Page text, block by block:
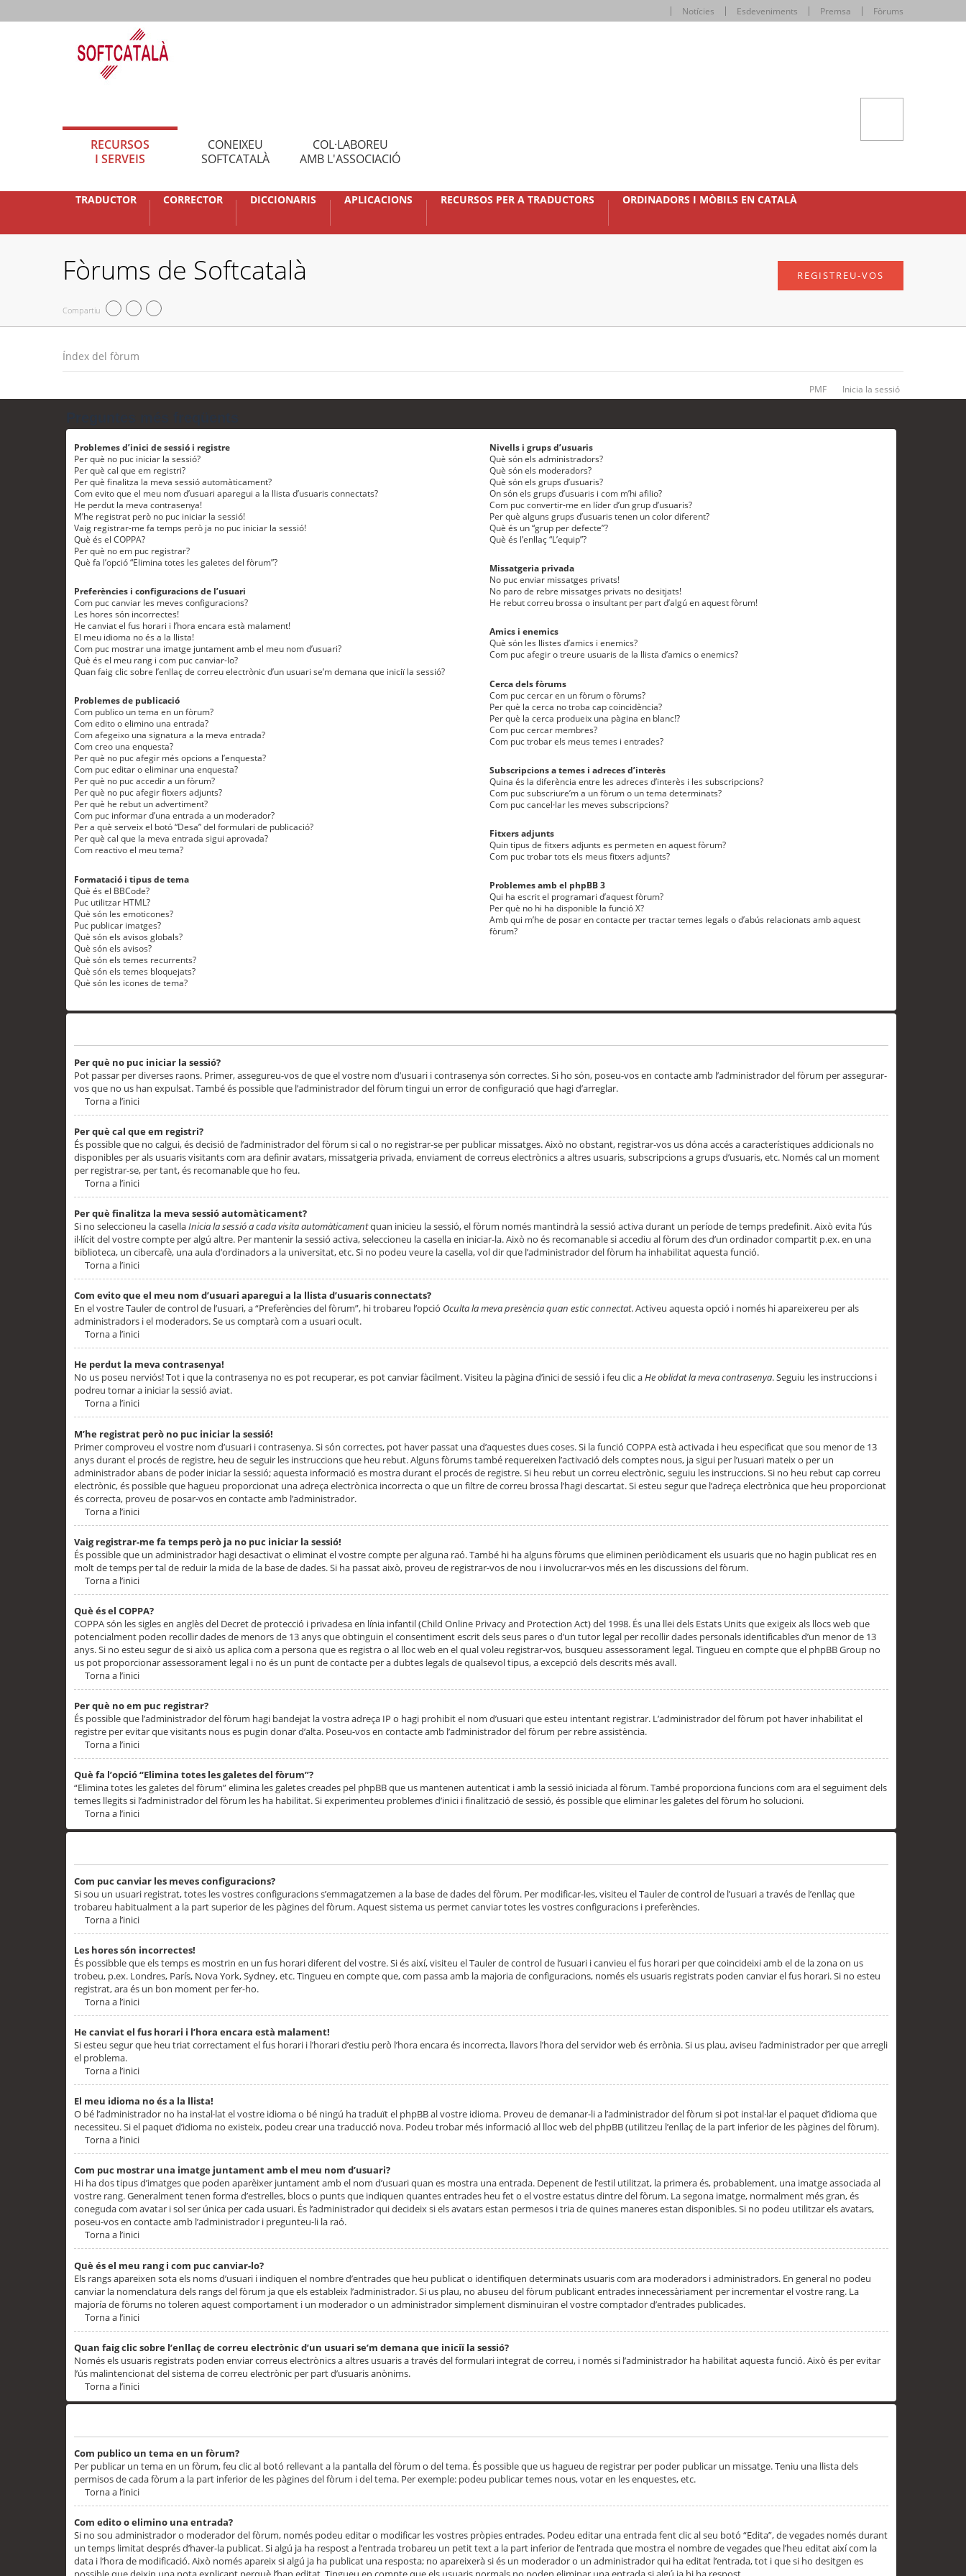
Notícies Esdeveniments Premsa Fòrums
RECURSOS
I SERVEIS
CONEIXEU
SOFTCATALÀ
COL·LABOREU
AMB L'ASSOCIACIÓ
TRADUCTOR CORRECTOR DICCIONARIS APLICACIONS RECURSOS PER A TRADUCTORS ORDINADORS I MÒBILS EN CATALÀ
Fòrums de Softcatalà
Compartiu
REGISTREU-VOS
Índex del fòrum
PMF Inicia la sessió
Problemes d’inici de sessió i registre
Per què no puc iniciar la sessió?
Per què cal que em registri?
Per què finalitza la meva sessió automàticament?
Com evito que el meu nom d’usuari aparegui a la llista d’usuaris connectats?
He perdut la meva contrasenya!
M’he registrat però no puc iniciar la sessió!
Vaig registrar-me fa temps però ja no puc iniciar la sessió!
Què és el COPPA?
Per què no em puc registrar?
Què fa l’opció “Elimina totes les galetes del fòrum”?
Preferències i configuracions de l’usuari
Com puc canviar les meves configuracions?
Les hores són incorrectes!
He canviat el fus horari i l’hora encara està malament!
El meu idioma no és a la llista!
Com puc mostrar una imatge juntament amb el meu nom d’usuari?
Què és el meu rang i com puc canviar-lo?
Quan faig clic sobre l’enllaç de correu electrònic d’un usuari se’m demana que iniciï la sessió?
Problemes de publicació
Com publico un tema en un fòrum?
Com edito o elimino una entrada?
Com afegeixo una signatura a la meva entrada?
Com creo una enquesta?
Per què no puc afegir més opcions a l’enquesta?
Com puc editar o eliminar una enquesta?
Per què no puc accedir a un fòrum?
Per què no puc afegir fitxers adjunts?
Per què he rebut un advertiment?
Com puc informar d’una entrada a un moderador?
Per a què serveix el botó “Desa” del formulari de publicació?
Per què cal que la meva entrada sigui aprovada?
Com reactivo el meu tema?
Formatació i tipus de tema
Què és el BBCode?
Puc utilitzar HTML?
Què són les emoticones?
Puc publicar imatges?
Què són els avisos globals?
Què són els avisos?
Què són els temes recurrents?
Què són els temes bloquejats?
Què són les icones de tema?
Nivells i grups d’usuaris
Què són els administradors?
Què són els moderadors?
Què són els grups d’usuaris?
On són els grups d’usuaris i com m’hi afilio?
Com puc convertir-me en líder d’un grup d’usuaris?
Per què alguns grups d’usuaris tenen un color diferent?
Què és un “grup per defecte”?
Què és l’enllaç “L’equip”?
Missatgeria privada
No puc enviar missatges privats!
No paro de rebre missatges privats no desitjats!
He rebut correu brossa o insultant per part d’algú en aquest fòrum!
Amics i enemics
Què són les llistes d’amics i enemics?
Com puc afegir o treure usuaris de la llista d’amics o enemics?
Cerca dels fòrums
Com puc cercar en un fòrum o fòrums?
Per què la cerca no troba cap coincidència?
Per què la cerca produeix una pàgina en blanc!?
Com puc cercar membres?
Com puc trobar els meus temes i entrades?
Subscripcions a temes i adreces d’interès
Quina és la diferència entre les adreces d’interès i les subscripcions?
Com puc subscriure’m a un fòrum o un tema determinats?
Com puc cancel·lar les meves subscripcions?
Fitxers adjunts
Quin tipus de fitxers adjunts es permeten en aquest fòrum?
Com puc trobar tots els meus fitxers adjunts?
Problemes amb el phpBB 3
Qui ha escrit el programari d’aquest fòrum?
Per què no hi ha disponible la funció X?
Amb qui m’he de posar en contacte per tractar temes legals o d’abús relacionats amb aquest
fòrum?
Per què no puc iniciar la sessió?
Pot passar per diverses raons. Primer, assegureu-vos de que el vostre nom d’usuari i contrasenya són correctes. Si ho són, poseu-vos en contacte amb l’administrador del fòrum per assegurar-
vos que no us han expulsat. També és possible que l’administrador del fòrum tingui un error de configuració que hagi d’arreglar.
Torna a l’inici
Per què cal que em registri?
És possible que no calgui, és decisió de l’administrador del fòrum si cal o no registrar-se per publicar missatges. Això no obstant, registrar-vos us dóna accés a característiques addicionals no
disponibles per als usuaris visitants com ara definir avatars, missatgeria privada, enviament de correus electrònics a altres usuaris, subscripcions a grups d’usuaris, etc. Només cal un moment
per registrar-se, per tant, és recomanable que ho feu.
Torna a l’inici
Per què finalitza la meva sessió automàticament?
Si no seleccioneu la casellaInicia la sessió a cada visita automàticamentquan inicieu la sessió, el fòrum només mantindrà la sessió activa durant un període de temps predefinit. Això evita l’ús
il·lícit del vostre compte per algú altre. Per mantenir la sessió activa, seleccioneu la casella en iniciar-la. Això no és recomanable si accediu al fòrum des d’un ordinador compartit p.ex. en una
biblioteca, un cibercafè, una aula d’ordinadors a la universitat, etc. Si no podeu veure la casella, vol dir que l’administrador del fòrum ha inhabilitat aquesta funció.
Torna a l’inici
Com evito que el meu nom d’usuari aparegui a la llista d’usuaris connectats?
En el vostre Tauler de control de l’usuari, a “Preferències del fòrum”, hi trobareu l’opció Oculta la meva presència quan estic connectat. Activeu aquesta opció i només hi apareixereu per als
administradors i el moderadors. Se us comptarà com a usuari ocult.
Torna a l’inici
He perdut la meva contrasenya!
No us poseu nerviós! Tot i que la contrasenya no es pot recuperar, es pot canviar fàcilment. Visiteu la pàgina d’inici de sessió i feu clic aHe oblidat la meva contrasenya. Seguiu les instruccions i
podreu tornar a iniciar la sessió aviat.
Torna a l’inici
M’he registrat però no puc iniciar la sessió!
Primer comproveu el vostre nom d’usuari i contrasenya. Si són correctes, pot haver passat una d’aquestes dues coses. Si la funció COPPA està activada i heu especificat que sou menor de 13
anys durant el procés de registre, heu de seguir les instruccions que heu rebut. Alguns fòrums també requereixen l’activació dels comptes nous, ja sigui per l’usuari mateix o per un
administrador abans de poder iniciar la sessió; aquesta informació es mostra durant el procés de registre. Si heu rebut un correu electrònic, seguiu les instruccions. Si no heu rebut cap correu
electrònic, és possible que hagueu proporcionat una adreça electrònica incorrecta o que un filtre de correu brossa l’hagi descartat. Si esteu segur que l’adreça electrònica que heu proporcionat
és correcta, proveu de posar-vos en contacte amb l’administrador.
Torna a l’inici
Vaig registrar-me fa temps però ja no puc iniciar la sessió!
És possible que un administrador hagi desactivat o eliminat el vostre compte per alguna raó. També hi ha alguns fòrums que eliminen periòdicament els usuaris que no hagin publicat res en
molt de temps per tal de reduir la mida de la base de dades. Si ha passat això, proveu de registrar-vos de nou i involucrar-vos més en les discussions del fòrum.
Torna a l’inici
Què és el COPPA?
COPPA són les sigles en anglès del Decret de protecció i privadesa en línia infantil (Child Online Privacy and Protection Act) del 1998. És una llei dels Estats Units que exigeix als llocs web que
potencialment poden recollir dades de menors de 13 anys que obtinguin el consentiment escrit dels seus pares o d’un tutor legal per recollir dades personals identificables d’un menor de 13
anys. Si no esteu segur de si això us aplica com a persona que es registra o al lloc web en el qual voleu registrar-vos, busqueu assessorament legal. Tingueu en compte que el phpBB Group no
us pot proporcionar assessorament legal i no és un punt de contacte per a dubtes legals de qualsevol tipus, a excepció dels descrits més avall.
Torna a l’inici
Per què no em puc registrar?
És possible que l’administrador del fòrum hagi bandejat la vostra adreça IP o hagi prohibit el nom d’usuari que esteu intentant registrar. L’administrador del fòrum pot haver inhabilitat el
registre per evitar que visitants nous es pugin donar d’alta. Poseu-vos en contacte amb l’administrador del fòrum per rebre assistència.
Torna a l’inici
Què fa l’opció “Elimina totes les galetes del fòrum”?
“Elimina totes les galetes del fòrum” elimina les galetes creades pel phpBB que us mantenen autenticat i amb la sessió iniciada al fòrum. També proporciona funcions com ara el seguiment dels
temes llegits si l’administrador del fòrum les ha habilitat. Si experimenteu problemes d’inici i finalització de sessió, és possible que eliminar les galetes del fòrum ho solucioni.
Torna a l’inici
Com puc canviar les meves configuracions?
Si sou un usuari registrat, totes les vostres configuracions s’emmagatzemen a la base de dades del fòrum. Per modificar-les, visiteu el Tauler de control de l’usuari a través de l’enllaç que
trobareu habitualment a la part superior de les pàgines del fòrum. Aquest sistema us permet canviar totes les vostres configuracions i preferències.
Torna a l’inici
Les hores són incorrectes!
És possibble que els temps es mostrin en un fus horari diferent del vostre. Si és així, visiteu el Tauler de control de l’usuari i canvieu el fus horari per que coincideixi amb el de la zona on us
trobeu, p.ex. Londres, París, Nova York, Sydney, etc. Tingueu en compte que, com passa amb la majoria de configuracions, només els usuaris registrats poden canviar el fus horari. Si no esteu
registrat, ara és un bon moment per fer-ho.
Torna a l’inici
He canviat el fus horari i l’hora encara està malament!
Si esteu segur que heu triat correctament el fus horari i l’horari d’estiu però l’hora encara és incorrecta, llavors l’hora del servidor web és errònia. Si us plau, aviseu l’administrador per que arregli
el problema.
Torna a l’inici
El meu idioma no és a la llista!
O bé l’administrador no ha instal·lat el vostre idioma o bé ningú ha traduït el phpBB al vostre idioma. Proveu de demanar-li a l’administrador del fòrum si pot instal·lar el paquet d’idioma que
necessiteu. Si el paquet d’idioma no existeix, podeu crear una traducció nova. Podeu trobar més informació al lloc web del phpBB (utilitzeu l’enllaç de la part inferior de les pàgines del fòrum).
Torna a l’inici
Com puc mostrar una imatge juntament amb el meu nom d’usuari?
Hi ha dos tipus d’imatges que poden aparèixer juntament amb el nom d’usuari quan es mostra una entrada. Depenent de l’estil utilitzat, la primera és, probablement, una imatge associada al
vostre rang. Generalment tenen forma d’estrelles, blocs o punts que indiquen quantes entrades heu fet o el vostre estatus dintre del fòrum. La segona imatge, normalment més gran, és
coneguda com avatar i sol ser única per cada usuari. És l’administrador qui decideix si els avatars estan permesos i tria de quines maneres estan disponibles. Si no podeu utilitzar els avatars,
poseu-vos en contacte amb l’administrador i pregunteu-li la raó.
Torna a l’inici
Què és el meu rang i com puc canviar-lo?
Els rangs apareixen sota els noms d’usuari i indiquen el nombre d’entrades que heu publicat o identifiquen determinats usuaris com ara moderadors i administradors. En general no podeu
canviar la nomenclatura dels rangs del fòrum ja que els estableix l’administrador. Si us plau, no abuseu del fòrum publicant entrades innecessàriament per incrementar el vostre rang. La
majoría de fòrums no toleren aquest comportament i un moderador o un administrador simplement disminuiran el vostre comptador d’entrades publicades.
Torna a l’inici
Quan faig clic sobre l’enllaç de correu electrònic d’un usuari se’m demana que iniciï la sessió?
Només els usuaris registrats poden enviar correus electrònics a altres usuaris a través del formulari integrat de correu, i només si l’administrador ha habilitat aquesta funció. Això és per evitar
l’ús malintencionat del sistema de correu electrònic per part d’usuaris anònims.
Torna a l’inici
Com publico un tema en un fòrum?
Per publicar un tema en un fòrum, feu clic al botó rellevant a la pantalla del fòrum o del tema. És possible que us hagueu de registrar per poder publicar un missatge. Teniu una llista dels
permisos de cada fòrum a la part inferior de les pàgines del fòrum i del tema. Per exemple: podeu publicar temes nous, votar en les enquestes, etc.
Torna a l’inici
Com edito o elimino una entrada?
Si no sou administrador o moderador del fòrum, només podeu editar o modificar les vostres pròpies entrades. Podeu editar una entrada fent clic al seu botó “Edita”, de vegades només durant
un temps limitat després d’haver-la publicat. Si algú ja ha respost a l’entrada trobareu un petit text a la part inferior de l’entrada que mostra el nombre de vegades que l’heu editat així com la
data i l’hora de modificació. Això només apareix si algú ja ha publicat una resposta; no apareixerà si és un moderador o un administrador qui ha editat l’entrada, tot i que si ho desitgen es